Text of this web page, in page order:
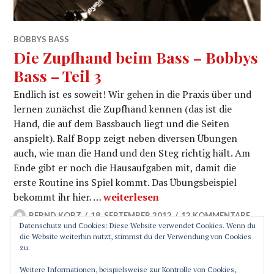
BOBBYS BASS
Die Zupfhand beim Bass – Bobbys
Bass – Teil 3
Endlich ist es soweit! Wir gehen in die Praxis über und
lernen zunächst die Zupfhand kennen (das ist die
Hand, die auf dem Bassbauch liegt und die Seiten
anspielt). Ralf Bopp zeigt neben diversen Übungen
auch, wie man die Hand und den Steg richtig hält. Am
Ende gibt er noch die Hausaufgaben mit, damit die
erste Routine ins Spiel kommt. Das Übungsbeispiel
bekommt ihr hier. …Die Zupfhand beim Bass – Bobbys
weiterlesen
BERND KORZ 18. SEPTEMBER 2012 12 KOMMENTARE
Datenschutz und Cookies: Diese Website verwendet Cookies. Wenn du
die Website weiterhin nutzt, stimmst du der Verwendung von Cookies
zu.
Weitere Informationen, beispielsweise zur Kontrolle von Cookies,